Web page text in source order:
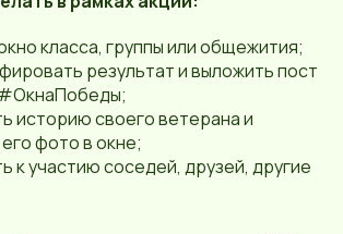
класса, группы или общежития;
результат и выложить пост
историю своего ветерана и
фото в окне;
к участию соседей, друзей, другие